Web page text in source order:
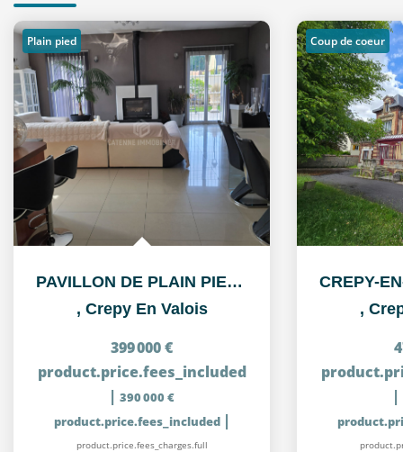
Plain pied
PAVILLON DE PLAIN PIED RECENT, SITUE SUR L'AXE...
, Crepy En Valois
399 000 €
product.price.fees_included
| 390 000 €
product.price.fees_included |
product.price.fees_charges.full
Coup de coeur
,
|